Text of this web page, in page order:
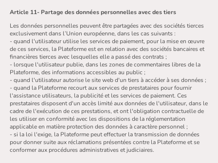
Article 11- Partage des données personnelles avec des tiers
Les données personnelles peuvent être partagées avec des sociétés tierces
exclusivement dans l’Union européenne, dans les cas suivants :
- quand l'utilisateur utilise les services de paiement, pour la mise en œuvre
de ces services, la Plateforme est en relation avec des sociétés bancaires et
financières tierces avec lesquelles elle a passé des contrats ;
- lorsque l'utilisateur publie, dans les zones de commentaires libres de la
Plateforme, des informations accessibles au public ;
- quand l'utilisateur autorise le site web d'un tiers à accéder à ses données ;
- quand la Plateforme recourt aux services de prestataires pour fournir
l'assistance utilisateurs, la publicité et les services de paiement. Ces
prestataires disposent d'un accès limité aux données de l'utilisateur, dans le
cadre de l'exécution de ces prestations, et ont l'obligation contractuelle de
les utiliser en conformité avec les dispositions de la réglementation
applicable en matière protection des données à caractère personnel ;
- si la loi l'exige, la Plateforme peut effectuer la transmission de données
pour donner suite aux réclamations présentées contre la Plateforme et se
conformer aux procédures administratives et judiciaires.